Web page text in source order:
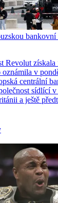
Revolut
v
centrální
sídlící
a ještě